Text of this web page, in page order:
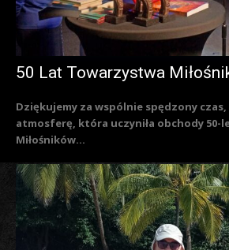
50 Lat Towarzystwa
Dziękujemy za wspólnie spędzony czas,
atmosferę, która uczyniła obchody 50-
Miłośników...